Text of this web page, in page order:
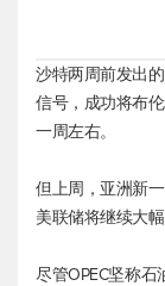
沙特两周前发出
信号，成功将布
一周左右。
但上周，亚洲新
美联储将继续大
尽管OPEC坚称